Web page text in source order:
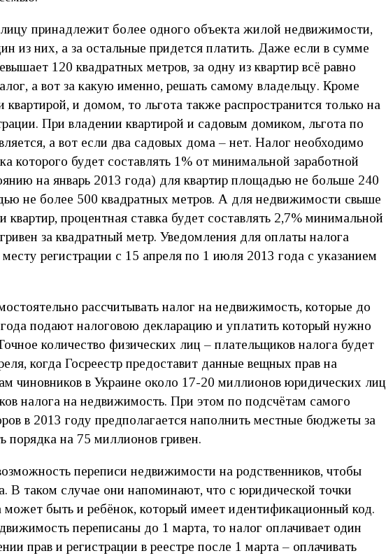
принадлежит более одного объекта жилой недвижимости,
из них, а за остальные придется платить. Даже если в сумме
120 квадратных метров, за одну из квартир всё равно
а вот за какую именно, решать самому владельцу. Кроме
квартирой, и домом, то льгота также распространится только на
При владении квартирой и садовым домиком, льгота по
а вот если два садовых дома – нет. Налог необходимо
которого будет составлять 1% от минимальной заработной
на январь 2013 года) для квартир площадью не больше 240
не более 500 квадратных метров. А для недвижимости свыше
процентная ставка будет составлять 2,7% минимальной
за квадратный метр. Уведомления для оплаты налога
регистрации с 15 апреля по 1 июля 2013 года с указанием
рассчитывать налог на недвижимость, которые до
подают налоговою декларацию и уплатить который нужно
количество физических лиц – плательщиков налога будет
когда Госреестр предоставит данные вещных прав на
чиновников в Украине около 17-20 миллионов юридических лиц
налога на недвижимость. При этом по подсчётам самого
в 2013 году предполагается наполнить местные бюджеты за
порядка на 75 миллионов гривен.
переписи недвижимости на родственников, чтобы
В таком случае они напоминают, что с юридической точки
может быть и ребёнок, который имеет идентификационный код.
переписаны до 1 марта, то налог оплачивает один
прав и регистрации в реестре после 1 марта – оплачивать